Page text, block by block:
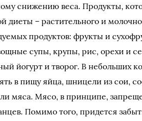
снижению веса. Продукты,
диеты – растительного и
продуктов: фрукты и
супы, крупы, рис, орехи и
йогурт и творог. В небольших
в пищу яйца, шницели из сои,
мяса. Мясо, в принципе,
Помимо того, придется